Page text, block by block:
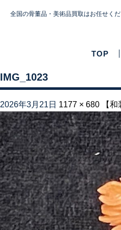
全国の骨董品・美術品買取はお任せくだ
TOP
IMG_1023
2026年3月21日 1177 × 680 【